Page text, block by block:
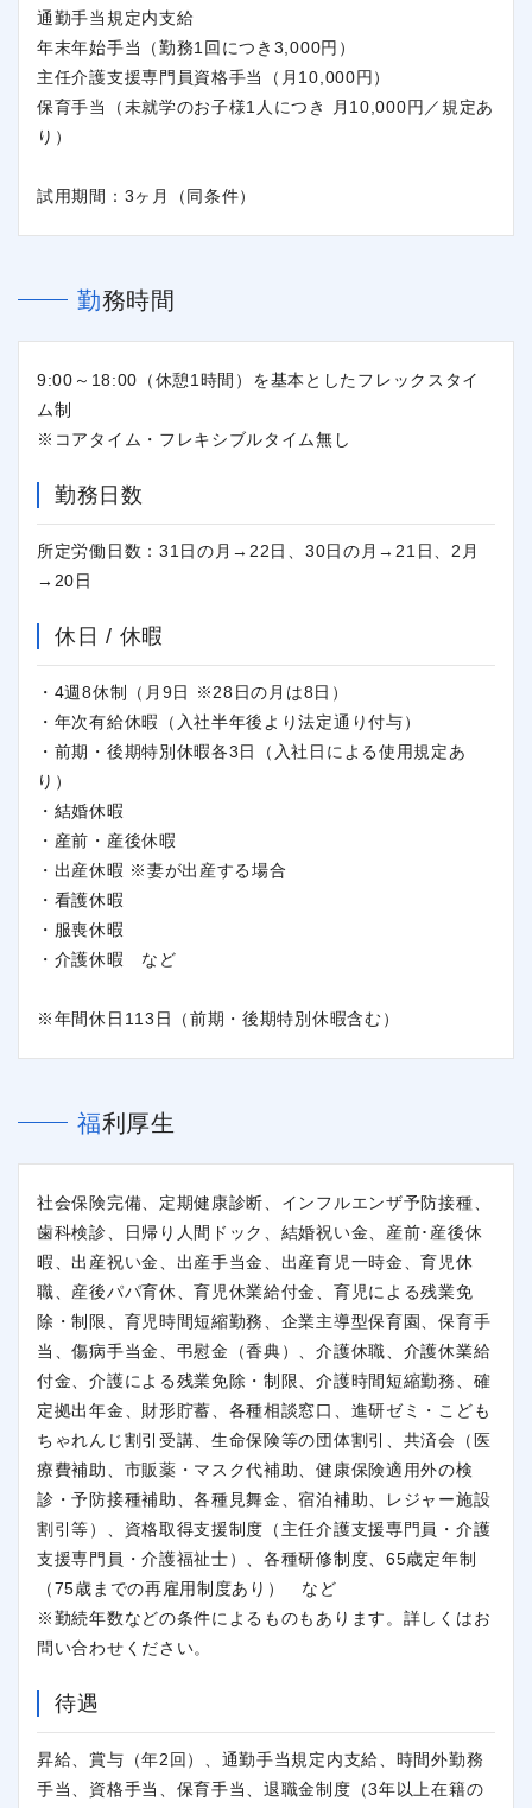
通勤手当規定内支給
年末年始手当（勤務1回につき3,000円）
主任介護支援専門員資格手当（月10,000円）
保育手当（未就学のお子様1人につき 月10,000円／規定あ
り）
試用期間：3ヶ月（同条件）
勤務時間
9:00～18:00（休憩1時間）を基本としたフレックスタイ
ム制
※コアタイム・フレキシブルタイム無し
勤務日数
所定労働日数：31日の月→22日、30日の月→21日、2月
→20日
休日 / 休暇
・4週8休制（月9日 ※28日の月は8日）
・年次有給休暇（入社半年後より法定通り付与）
・前期・後期特別休暇各3日（入社日による使用規定あ
り）
・結婚休暇
・産前・産後休暇
・出産休暇 ※妻が出産する場合
・看護休暇
・服喪休暇
・介護休暇 など
※年間休日113日（前期・後期特別休暇含む）
福利厚生
社会保険完備、定期健康診断、インフルエンザ予防接種、
歯科検診、日帰り人間ドック、結婚祝い金、産前･産後休
暇、出産祝い金、出産手当金、出産育児一時金、育児休
職、産後パパ育休、育児休業給付金、育児による残業免
除・制限、育児時間短縮勤務、企業主導型保育園、保育手
当、傷病手当金、弔慰金（香典）、介護休職、介護休業給
付金、介護による残業免除・制限、介護時間短縮勤務、確
定拠出年金、財形貯蓄、各種相談窓口、進研ゼミ・こども
ちゃれんじ割引受講、生命保険等の団体割引、共済会（医
療費補助、市販薬・マスク代補助、健康保険適用外の検
診・予防接種補助、各種見舞金、宿泊補助、レジャー施設
割引等）、資格取得支援制度（主任介護支援専門員・介護
支援専門員・介護福祉士）、各種研修制度、65歳定年制
（75歳までの再雇用制度あり） など
※勤続年数などの条件によるものもあります。詳しくはお
問い合わせください。
待遇
昇給、賞与（年2回）、通勤手当規定内支給、時間外勤務
手当、資格手当、保育手当、退職金制度（3年以上在籍の